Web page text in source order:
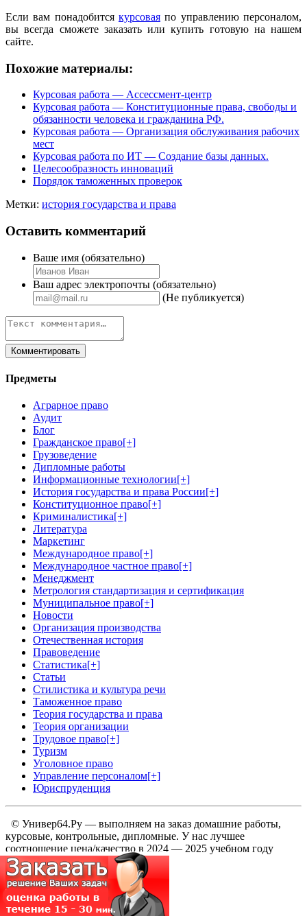
Если вам понадобится курсовая по управлению персоналом,
вы всегда сможете заказать или купить готовую на нашем
сайте.
Похожие материалы:
Курсовая работа — Ассессмент-центр
Курсовая работа — Конституционные права, свободы и
обязанности человека и гражданина РФ.
Курсовая работа — Организация обслуживания рабочих
мест
Курсовая работа по ИТ — Создание базы данных.
Целесообразность инноваций
Порядок таможенных проверок
Метки: история государства и права
Оставить комментарий
Ваше имя (обязательно)
Ваш адрес электропочты (обязательно)
(Не публикуется)
Предметы
Аграрное право
Аудит
Блог
Гражданское право[+]
Грузоведение
Дипломные работы
Информационные технологии[+]
История государства и права России[+]
Конституционное право[+]
Криминалистика[+]
Литература
Маркетинг
Международное право[+]
Международное частное право[+]
Менеджмент
Метрология стандартизация и сертификация
Муниципальное право[+]
Новости
Организация производства
Отечественная история
Правоведение
Статистика[+]
Статьи
Стилистика и культура речи
Таможенное право
Теория государства и права
Теория организации
Трудовое право[+]
Туризм
Уголовное право
Управление персоналом[+]
Юриспруденция
© Универ64.Ру — выполняем на заказ домашние работы,
курсовые, контрольные, дипломные. У нас лучшее
соотношение цена/качество в 2024 — 2025 учебном году